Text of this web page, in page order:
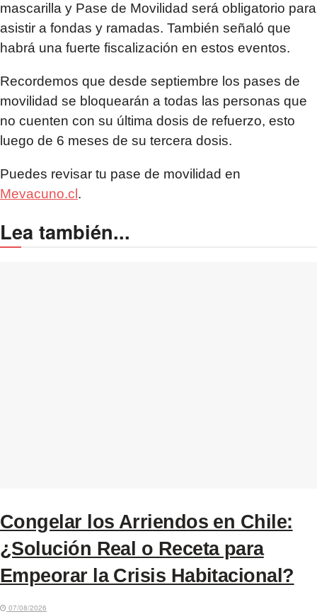
mascarilla y Pase de Movilidad será obligatorio para
asistir a fondas y ramadas. También señaló que
habrá una fuerte fiscalización en estos eventos.
Recordemos que desde septiembre los pases de
movilidad se bloquearán a todas las personas que
no cuenten con su última dosis de refuerzo, esto
luego de 6 meses de su tercera dosis.
Puedes revisar tu pase de movilidad en
Mevacuno.cl .
Lea también...
Congelar los Arriendos en Chile:
¿Solución Real o Receta para
Empeorar la Crisis Habitacional?
07/08/2026